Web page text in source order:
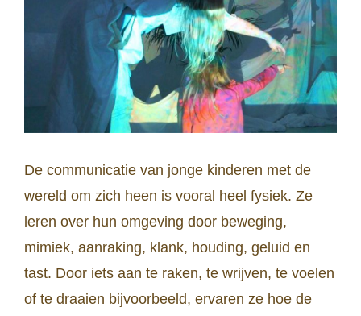
De communicatie van jonge kinderen met de
wereld om zich heen is vooral heel fysiek. Ze
leren over hun omgeving door beweging,
mimiek, aanraking, klank, houding, geluid en
tast. Door iets aan te raken, te wrijven, te voelen
of te draaien bijvoorbeeld, ervaren ze hoe de